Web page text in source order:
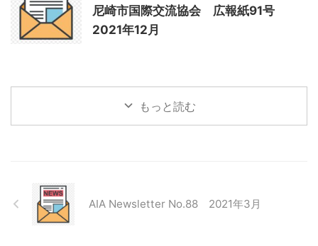
尼崎市国際交流協会 広報紙91号
2021年12月
もっと読む
AIA Newsletter No.88 2021年3月